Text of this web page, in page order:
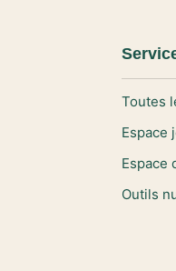
Toutes
Espace
Espace
Outils